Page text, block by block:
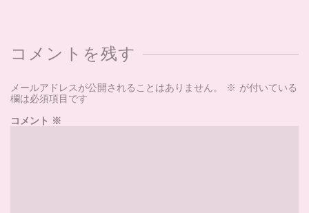
コメントを残す
メールアドレスが公開されることはありません。 ※ が付いている
欄は必須項目です
コメント ※